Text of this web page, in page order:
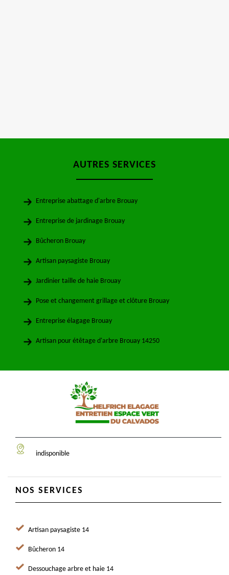
AUTRES SERVICES
Entreprise abattage d'arbre Brouay
Entreprise de jardinage Brouay
Bûcheron Brouay
Artisan paysagiste Brouay
Jardinier taille de haie Brouay
Pose et changement grillage et clôture Brouay
Entreprise élagage Brouay
Artisan pour étêtage d'arbre Brouay 14250
indisponible
NOS SERVICES
Artisan paysagiste 14
Bûcheron 14
Dessouchage arbre et haie 14